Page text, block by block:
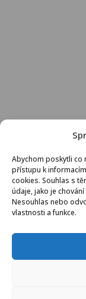
Abychom poskytli co
přístupu k
cookies. Souhlas s
údaje, jako je
Nesouhlas nebo
vlastnosti a funkce.
© 2021